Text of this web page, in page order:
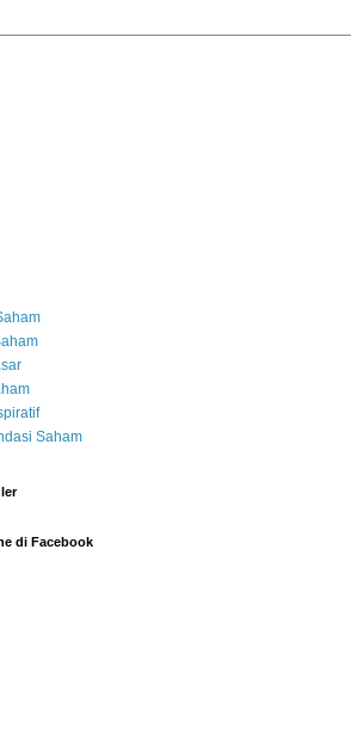
Saham
di Facebook